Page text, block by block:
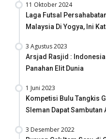
11 Oktober 2024
Laga Futsal
Malaysia Di Yogya, Ini
3 Agustus 2023
Arsjad Rasjid : Indonesia
Panahan Elit Dunia
1 Juni 2023
Kompetisi Bulu Tangkis
Sleman Dapat Sambutan
3 Desember 2022